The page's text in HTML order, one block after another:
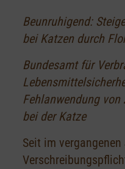
Beunruhigend:
bei Katzen durch
Bundesamt für
Fehlanwendung
bei der Katze
Seit im